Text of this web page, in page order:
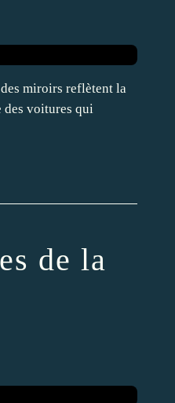
miroirs reflètent la
des voitures qui
de la